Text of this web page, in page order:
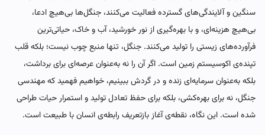
سنگین و آلایندگی‌های گسترده فعالیت می‌کنند، جنگل‌ها بی‌هیچ ادعا،
بی‌هیچ هزینه‌ای، و با بهره‌گیری از نور خورشید، آب و خاک، حیاتی‌ترین
فرآورده‌های زیستی را تولید می‌کنند. جنگل، تنها منبع چوب نیست؛ بلکه قلب
تپنده‌ی اکوسیستم زمین است. اگر آن را نه به‌عنوان عرصه‌ای برای برداشت،
بلکه به‌عنوان سرمایه‌ای زنده و در گردش ببینیم، خواهیم فهمید که مهندسی
جنگل، نه برای بهره‌کشی، بلکه برای حفظ تعادل تولید و استمرار حیات طراحی
شده است. این نگاه، نقطه‌ی آغاز بازتعریف رابطه‌ی انسان با طبیعت است.